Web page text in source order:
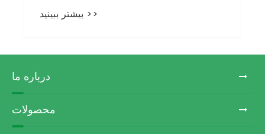
بیشتر ببینید >>
درباره ما
محصولات